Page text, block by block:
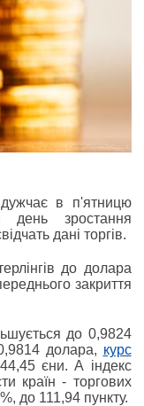
в п'ятницю
день зростання
дані торгів.
до долара
закриття
до 0,9824
долара, курс
єни. А індекс
країн - торгових
до 111,94 пункту.